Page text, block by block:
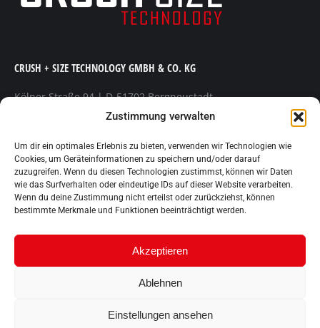
Zustimmung verwalten
Um dir ein optimales Erlebnis zu bieten, verwenden wir Technologien wie
Cookies, um Geräteinformationen zu speichern und/oder darauf
zuzugreifen. Wenn du diesen Technologien zustimmst, können wir Daten
wie das Surfverhalten oder eindeutige IDs auf dieser Website verarbeiten.
Wenn du deine Zustimmung nicht erteilst oder zurückziehst, können
bestimmte Merkmale und Funktionen beeinträchtigt werden.
Akzeptieren
Ablehnen
Einstellungen ansehen
CRUSH + SIZE TECHNOLOGY GMBH & CO. KG
Kölner Straße 94 | D-51702 Bergneustadt
Telefon +49 (0) 2261 80 47 300 | Telefax +49 (0) 2261 80 47
E-Mailinfo@crush-size.de | Web www.crush-size.de
Finden Sie uns auf:
YouTube
page
Linkedin
page